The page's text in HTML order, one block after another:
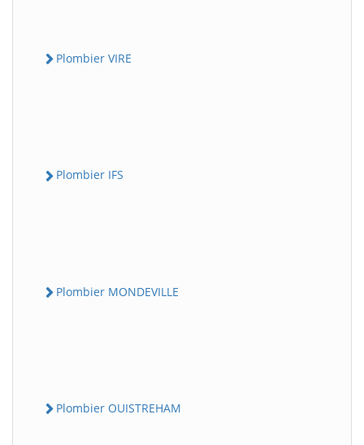
Plombier VIRE
Plombier IFS
Plombier MONDEVILLE
Plombier OUISTREHAM